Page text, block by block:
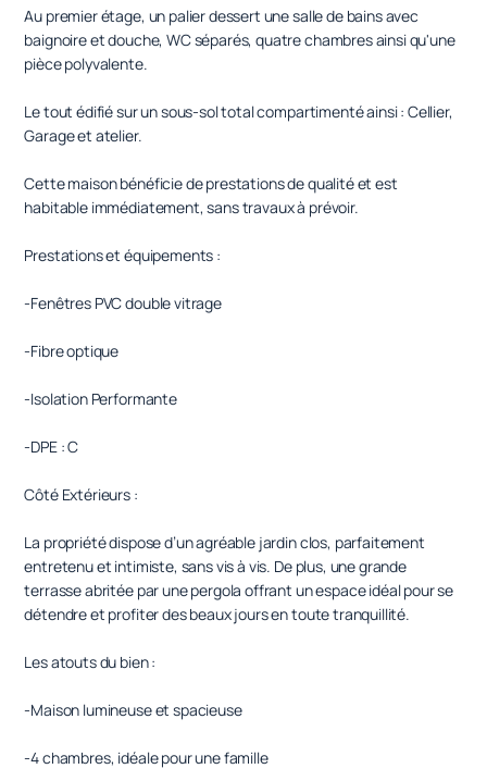
Au premier étage, un palier dessert une salle de bains avec
baignoire et douche, WC séparés, quatre chambres ainsi qu'une
pièce polyvalente.
Le tout édifié sur un sous-sol total compartimenté ainsi : Cellier,
Garage et atelier.
Cette maison bénéficie de prestations de qualité et est
habitable immédiatement, sans travaux à prévoir.
Prestations et équipements :
-Fenêtres PVC double vitrage
-Fibre optique
-Isolation Performante
-DPE : C
Côté Extérieurs :
La propriété dispose d’un agréable jardin clos, parfaitement
entretenu et intimiste, sans vis à vis. De plus, une grande
terrasse abritée par une pergola offrant un espace idéal pour se
détendre et profiter des beaux jours en toute tranquillité.
Les atouts du bien :
-Maison lumineuse et spacieuse
-4 chambres, idéale pour une famille